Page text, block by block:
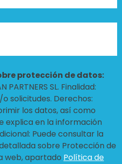
protección de datos:
PARTNERS SL. Finalidad:
solicitudes. Derechos:
los datos, así como
explica en la información
Puede consultar la
sobre Protección de
web, apartado Política de